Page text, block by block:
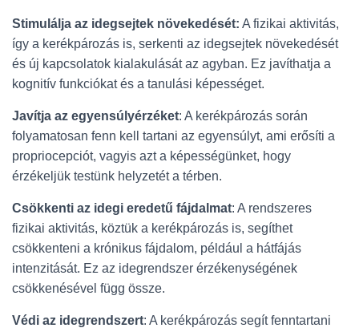
Stimulálja az idegsejtek növekedését: A fizikai aktivitás,
így a kerékpározás is, serkenti az idegsejtek növekedését
és új kapcsolatok kialakulását az agyban. Ez javíthatja a
kognitív funkciókat és a tanulási képességet.
Javítja az egyensúlyérzéket: A kerékpározás során
folyamatosan fenn kell tartani az egyensúlyt, ami erősíti a
propriocepciót, vagyis azt a képességünket, hogy
érzékeljük testünk helyzetét a térben.
Csökkenti az idegi eredetű fájdalmat: A rendszeres
fizikai aktivitás, köztük a kerékpározás is, segíthet
csökkenteni a krónikus fájdalom, például a hátfájás
intenzitását. Ez az idegrendszer érzékenységének
csökkenésével függ össze.
Védi az idegrendszert: A kerékpározás segít fenntartani